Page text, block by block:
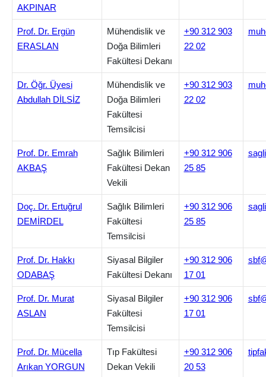
AKPINAR
Prof. Dr. Ergün
ERASLAN
Mühendislik ve
Doğa Bilimleri
Fakültesi Dekanı
+90 312 903
22 02
Dr. Öğr. Üyesi
Abdullah DİLSİZ
Mühendislik ve
Doğa Bilimleri
Fakültesi
Temsilcisi
+90 312 903
22 02
Prof. Dr. Emrah
AKBAŞ
Sağlık Bilimleri
Fakültesi Dekan
Vekili
+90 312 906
25 85
Doç. Dr. Ertuğrul
DEMİRDEL
Sağlık Bilimleri
Fakültesi
Temsilcisi
+90 312 906
25 85
Prof. Dr. Hakkı
ODABAŞ
Siyasal Bilgiler
Fakültesi Dekanı
+90 312 906
17 01
Prof. Dr. Murat
ASLAN
Siyasal Bilgiler
Fakültesi
Temsilcisi
+90 312 906
17 01
Prof. Dr. Mücella
Arıkan YORGUN
Tıp Fakültesi
Dekan Vekili
+90 312 906
20 53